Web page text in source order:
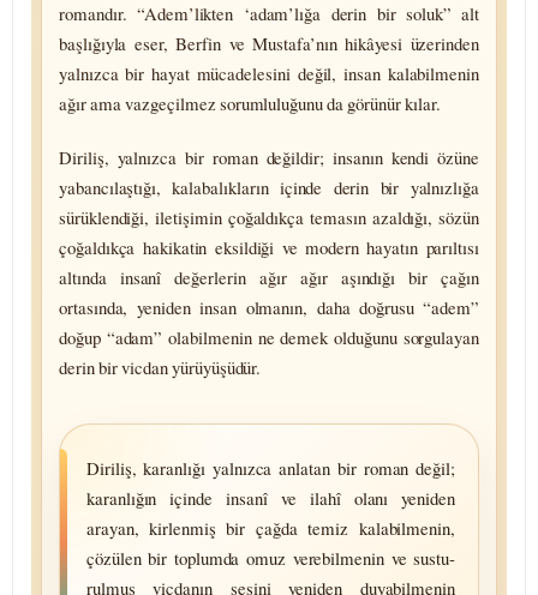
romandır. “Adem’likten ‘adam’lığa derin bir soluk” alt
başlığıyla eser, Berfin ve Mustafa’nın hikâyesi üzerinden
yalnızca bir hayat müca­delesini değil, insan kala­bilmenin
ağır ama vazge­çilmez sorum­luluğunu da görünür kılar.
Diriliş, yalnızca bir roman değildir; insanın kendi özüne
yabancı­laştığı, kala­balıkların içinde derin bir yalnızlığa
sürüklendiği, iletişimin çoğaldıkça temasın azaldığı, sözün
çoğaldıkça hakikatin eksildiği ve modern hayatın parıltısı
altında insanî değerlerin ağır ağır aşındığı bir çağın
ortasında, yeniden insan olmanın, daha doğrusu “adem”
doğup “adam” ola­bilmenin ne demek olduğunu sorgulayan
derin bir vicdan yürüyüşüdür.
Diriliş, karanlığı yalnızca anlatan bir roman değil;
karanlığın içinde insanî ve ilahî olanı yeniden
arayan, kirlenmiş bir çağda temiz kala­bilmenin,
çözülen bir toplumda omuz vere­bilmenin ve sustu­
rulmuş vicdanın sesini yeniden duya­bilmenin